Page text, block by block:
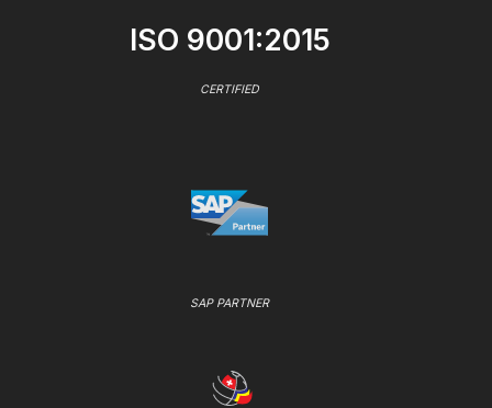
ISO 9001:2015
CERTIFIED
SAP PARTNER